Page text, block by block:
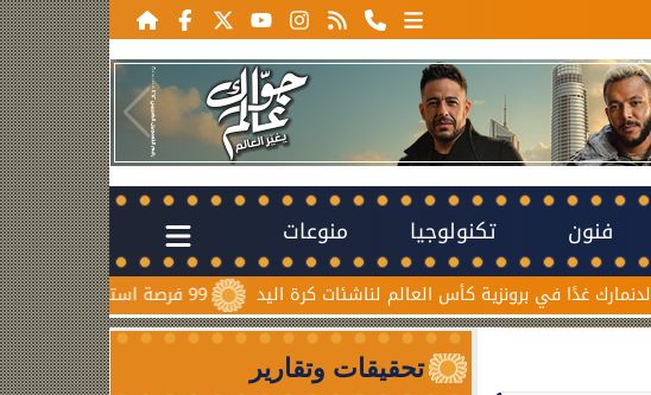
فنون تكنولوجيا منوعات
99 فرصة استثمارية من الإسكان في المدن الجديدة و204 طلبات أجنبية خلال... كأس العالم لناشئات كرة اليد
تحقيقات وتقارير